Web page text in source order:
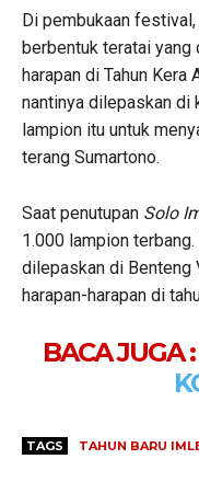
Di pembukaan
berbentuk teratai yang
harapan di Tahun Kera
nantinya dilepaskan di
lampion itu untuk
terang Sumartono.
Saat penutupan Solo
1.000 lampion
dilepaskan di Benteng
harapan-harapan di
BACA JUGA :
TAGS TAHUN BARU